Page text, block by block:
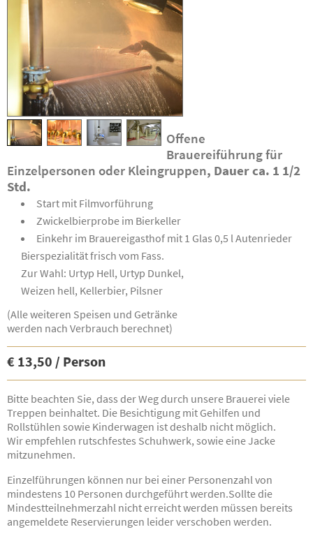
Offene
Brauereiführung für
Einzelpersonen oder Kleingruppen, Dauer ca. 1 1/2
Std.
Start mit Filmvorführung
Zwickelbierprobe im Bierkeller
Einkehr im Brauereigasthof mit 1 Glas 0,5 l Autenrieder
Bierspezialität frisch vom Fass.
Zur Wahl: Urtyp Hell, Urtyp Dunkel,
Weizen hell, Kellerbier, Pilsner
(Alle weiteren Speisen und Getränke
werden nach Verbrauch berechnet)
€ 13,50 / Person
Bitte beachten Sie, dass der Weg durch unsere Brauerei viele
Treppen beinhaltet. Die Besichtigung mit Gehilfen und
Rollstühlen sowie Kinderwagen ist deshalb nicht möglich.
Wir empfehlen rutschfestes Schuhwerk, sowie eine Jacke
mitzunehmen.
Einzelführungen können nur bei einer Personenzahl von
mindestens 10 Personen durchgeführt werden.Sollte die
Mindestteilnehmerzahl nicht erreicht werden müssen bereits
angemeldete Reservierungen leider verschoben werden.